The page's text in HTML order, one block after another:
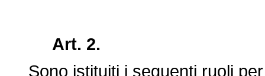
Art. 2.
Sono istituiti i seguenti ruoli per